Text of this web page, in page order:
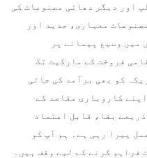
اور دیگر دھاتی مصنوعات کی
معیاری، جدید اور
میں وسیع پیمانے پر
فروخت کے مارکیٹ تک
کو بھی برآمد کی جاتی
کاروباری مقاصد کے
بقا، قابل اعتماد
پیرا رہی ہے۔ ہم آپ کو
کرنے کے لیے وقف ہیں۔